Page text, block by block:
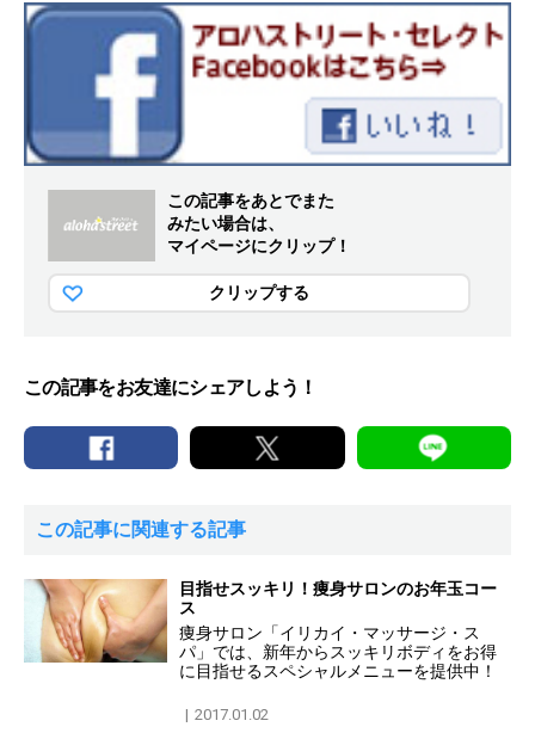
この記事をあとでまた
みたい場合は、
マイページにクリップ！
クリップする
この記事をお友達にシェアしよう！
この記事に関連する記事
目指せスッキリ！痩身サロンのお年玉コー
ス
痩身サロン「イリカイ・マッサージ・ス
パ」では、新年からスッキリボディをお得
に目指せるスペシャルメニューを提供中！
2017.01.02